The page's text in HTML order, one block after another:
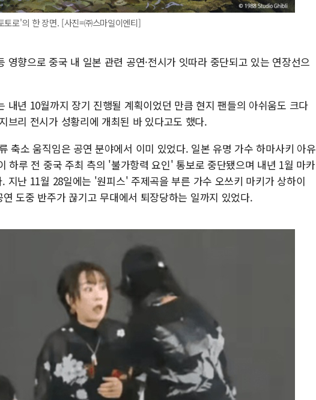
토로'의 한 장면. [사진=㈜스마일이엔티]
영향으로 중국 내 일본 관련 공연·전시가 잇따라 중단되고 있는 연장선으
내년 10월까지 장기 진행될 계획이었던 만큼 현지 팬들의 아쉬움도 크다
브리 전시가 성황리에 개최된 바 있다고도 했다.
축소 움직임은 공연 분야에서 이미 있었다. 일본 유명 가수 하마사키 아유
하루 전 중국 주최 측의 '불가항력 요인' 통보로 중단됐으며 내년 1월 마카
지난 11월 28일에는 '원피스' 주제곡을 부른 가수 오쓰키 마키가 상하이
도중 반주가 끊기고 무대에서 퇴장당하는 일까지 있었다.